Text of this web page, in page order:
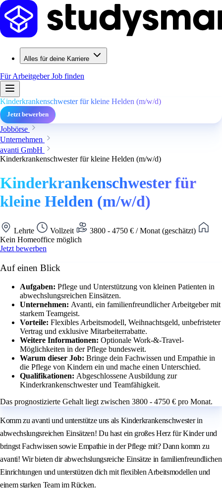
Alles für deine Karriere
Für ArbeitgeberJob finden
Kinderkrankenschwester für kleine Helden (m/w/d)
Jetzt bewerben
Jobbörse
Unternehmen
avanti GmbH
Kinderkrankenschwester für kleine Helden (m/w/d)
Kinderkrankenschwester für
kleine Helden (m/w/d)
Lehrte Vollzeit
3800 - 4750 € / Monat (geschätzt)
Kein Homeoffice möglich
Jetzt bewerben
Auf einen Blick
Aufgaben: Pflege und Unterstützung von kleinen Patienten in
abwechslungsreichen Einsätzen.
Unternehmen: Avanti, ein familienfreundlicher Arbeitgeber mit
starkem Teamgeist.
Vorteile: Flexibles Arbeitsmodell, Weihnachtsgeld, unbefristeter
Vertrag und exklusive Mitarbeiterrabatte.
Weitere Informationen: Optionale Work-&-Travel-
Möglichkeiten in der Pflege bundesweit.
Warum dieser Job: Bringe dein Fachwissen und Empathie in
die Pflege von Kindern ein und mache einen Unterschied.
Qualifikationen: Abgeschlossene Ausbildung zur
Kinderkrankenschwester und Teamfähigkeit.
Das prognostizierte Gehalt liegt zwischen 3800 - 4750 € pro Monat.
Komm zu avanti und unterstütze uns als Kinderkrankenschwester in
abwechslungsreichen Einsätzen! Du hast ein großes Herz für Kinder und
bringst Fachwissen sowie Empathie in der Pflege mit? Dann komm zu
avanti! Wir bieten dir abwechslungsreiche Einsätze in familienfreundlichen
Einrichtungen und unterstützen dich mit flexiblen Arbeitsmodellen und
einem starken Team im Rücken.